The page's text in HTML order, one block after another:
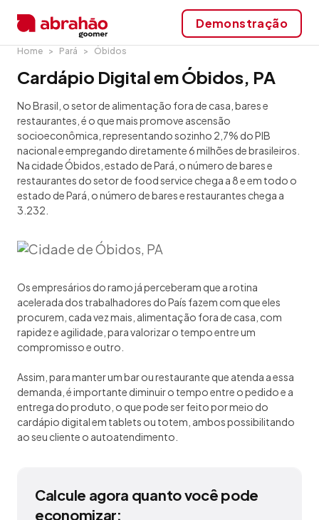
Demonstração
Home Pará Óbidos
Cardápio Digital em Óbidos, PA
No Brasil, o setor de alimentação fora de casa, bares e
restaurantes, é o que mais promove ascensão
socioeconômica, representando sozinho 2,7% do PIB
nacional e empregando diretamente 6 milhões de brasileiros.
Na cidade Óbidos, estado de Pará, o número de bares e
restaurantes do setor de food service chega a 8 e em todo o
estado de Pará, o número de bares e restaurantes chega a
3.232.
Os empresários do ramo já perceberam que a rotina
acelerada dos trabalhadores do País fazem com que eles
procurem, cada vez mais, alimentação fora de casa, com
rapidez e agilidade, para valorizar o tempo entre um
compromisso e outro.
Assim, para manter um bar ou restaurante que atenda a essa
demanda, é importante diminuir o tempo entre o pedido e a
entrega do produto, o que pode ser feito por meio do
cardápio digital em tablets ou totem, ambos possibilitando
ao seu cliente o autoatendimento.
Calcule agora quanto você pode
economizar: